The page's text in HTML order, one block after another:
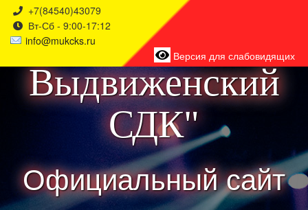
+7(84540)43079
Вт-Сб - 9:00-17:12
info@mukcks.ru
Версия для слабовидящих
района
Выдвиженский
СДК"
Официальный сайт